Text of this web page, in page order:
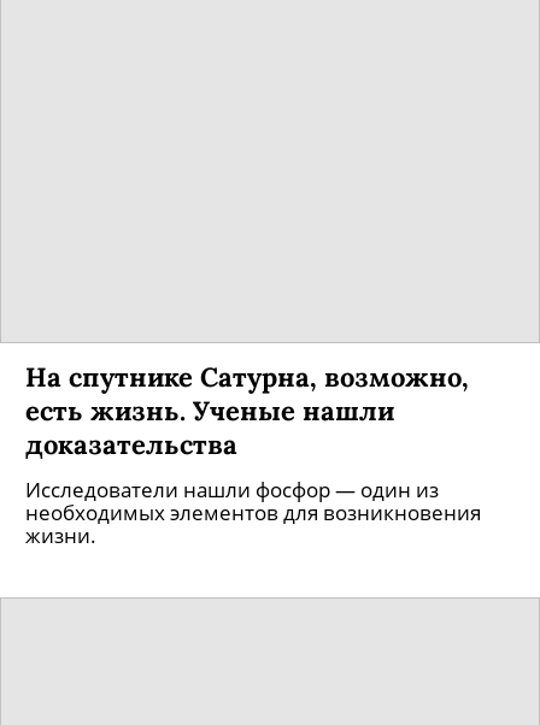
На спутнике Сатурна, возможно,
есть жизнь. Ученые нашли
доказательства
Исследователи нашли фосфор — один из
необходимых элементов для возникновения
жизни.